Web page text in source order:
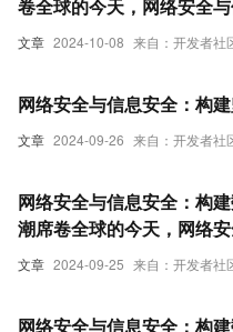
个全面的网络安全知识框
文章 2024-10-08 来自：开发者社
卷全球的今天，网络安全
保障个人隐私与企业机密
文章 2024-09-26 来自：开发者社
网络安全与信息安全：构
文章 2024-09-25 来自：开发者社
网络安全与信息安全：构
潮席卷全球的今天，网络
序、保障个人隐私和企业
网络安全与信息安全：构